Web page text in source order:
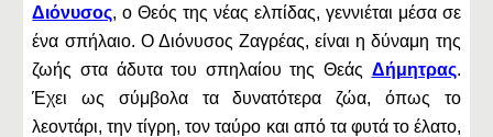
Διόνυσος, ο Θεός της νέας ελπίδας, γεννιέται μέσα σε
ένα σπήλαιο. Ο Διόνυσος Ζαγρέας, είναι η δύναμη της
ζωής στα άδυτα του σπηλαίου της Θεάς Δήμητρας.
Έχει ως σύμβολα τα δυνατότερα ζώα, όπως το
λεοντάρι, την τίγρη, τον ταύρο και από τα φυτά το έλατο,